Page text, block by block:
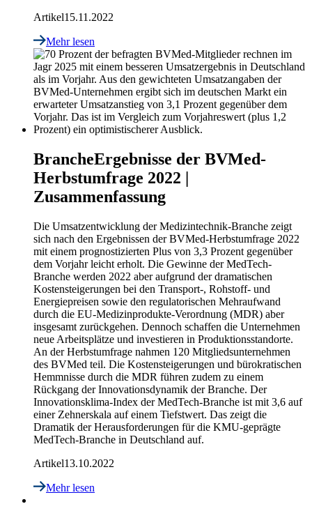
Artikel15.11.2022
Mehr lesen
BrancheErgebnisse der BVMed-
Herbstumfrage 2022 |
Zusammenfassung
Die Umsatzentwicklung der Medizintechnik-Branche zeigt
sich nach den Ergebnissen der BVMed-Herbstumfrage 2022
mit einem prognostizierten Plus von 3,3 Prozent gegenüber
dem Vorjahr leicht erholt. Die Gewinne der MedTech-
Branche werden 2022 aber aufgrund der dramatischen
Kostensteigerungen bei den Transport-, Rohstoff- und
Energiepreisen sowie den regulatorischen Mehraufwand
durch die EU-Medizinprodukte-Verordnung (MDR) aber
insgesamt zurückgehen. Dennoch schaffen die Unternehmen
neue Arbeitsplätze und investieren in Produktionsstandorte.
An der Herbstumfrage nahmen 120 Mitgliedsunternehmen
des BVMed teil. Die Kostensteigerungen und bürokratischen
Hemmnisse durch die MDR führen zudem zu einem
Rückgang der Innovationsdynamik der Branche. Der
Innovationsklima-Index der MedTech-Branche ist mit 3,6 auf
einer Zehnerskala auf einem Tiefstwert. Das zeigt die
Dramatik der Herausforderungen für die KMU-geprägte
MedTech-Branche in Deutschland auf.
Artikel13.10.2022
Mehr lesen